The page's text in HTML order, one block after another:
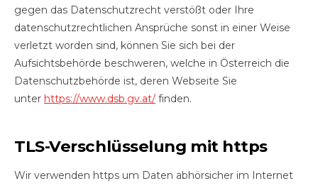
gegen das Datenschutzrecht verstößt oder Ihre
datenschutzrechtlichen Ansprüche sonst in einer Weise
verletzt worden sind, können Sie sich bei der
Aufsichtsbehörde beschweren, welche in Österreich die
Datenschutzbehörde ist, deren Webseite Sie
unter https://www.dsb.gv.at/ finden.
TLS-Verschlüsselung mit https
Wir verwenden https um Daten abhörsicher im Internet